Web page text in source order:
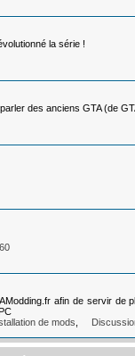
la série !
des anciens GTA (de
afin de servir de
de mods